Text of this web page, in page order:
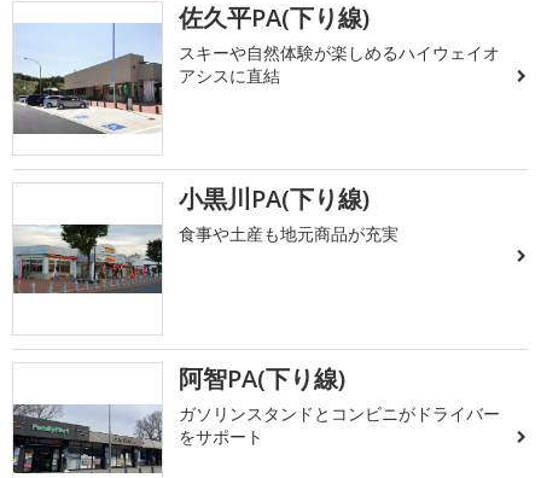
佐久平PA(下り線)
スキーや自然体験が楽しめるハイウェイオ
アシスに直結
小黒川PA(下り線)
食事や土産も地元商品が充実
阿智PA(下り線)
ガソリンスタンドとコンビニがドライバー
をサポート